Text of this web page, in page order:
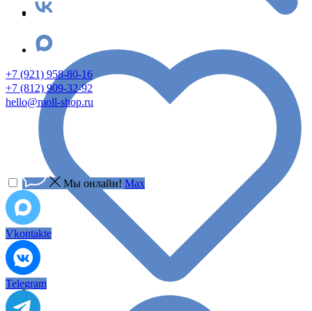
+7 (921) 958-80-16
+7 (812) 909-32-92
hello@moll-shop.ru
Мы онлайн! Max
Vkontakte
Telegram